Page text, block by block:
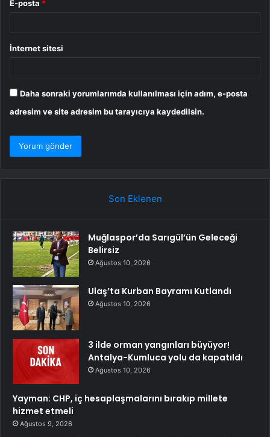
E-posta *
İnternet sitesi
Daha sonraki yorumlarımda kullanılması için adım, e-posta
adresim ve site adresim bu tarayıcıya kaydedilsin.
Son Eklenen
Muğlaspor’da Sarıgül’ün Geleceği
Belirsiz
Ağustos 10, 2026
Ulaş’ta Kurban Bayramı Kutlandı
Ağustos 10, 2026
3 ilde orman yangınları büyüyor!
Antalya-Kumluca yolu da kapatıldı
Ağustos 10, 2026
Yayman: CHP, iç hesaplaşmalarını bırakıp millete
hizmet etmeli
Ağustos 9, 2026